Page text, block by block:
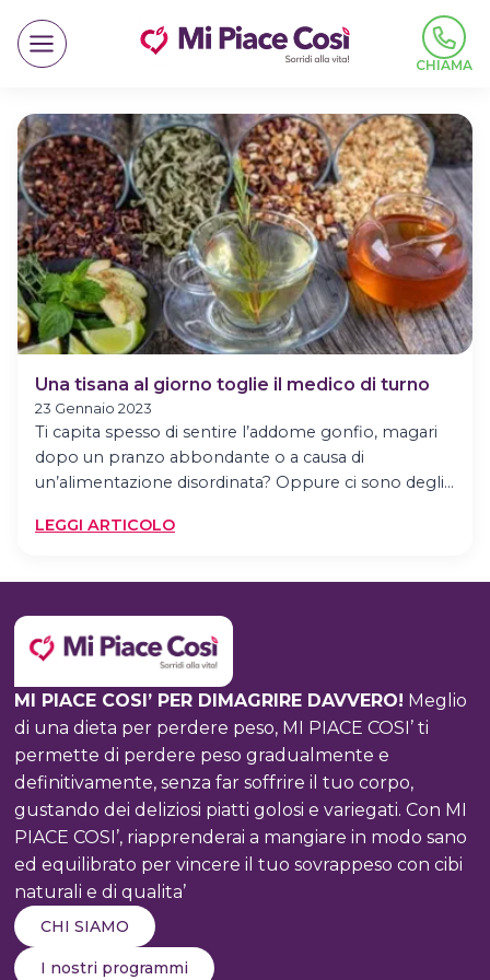
contenuto
CHIAMA
Una tisana al giorno toglie il medico di turno
23 Gennaio 2023
Ti capita spesso di sentire l’addome gonfio, magari
dopo un pranzo abbondante o a causa di
un’alimentazione disordinata? Oppure ci sono degli…
LEGGI ARTICOLO:
GIORNO
TOGLIE
IL
MEDICO
DI
TURNO
MI PIACE COSI’ PER DIMAGRIRE DAVVERO! Meglio
di una dieta per perdere peso, MI PIACE COSI’ ti
permette di perdere peso gradualmente e
definitivamente, senza far soffrire il tuo corpo,
gustando dei deliziosi piatti golosi e variegati. Con MI
PIACE COSI’, riapprenderai a mangiare in modo sano
ed equilibrato per vincere il tuo sovrappeso con cibi
naturali e di qualita’
CHI SIAMO
I nostri programmi